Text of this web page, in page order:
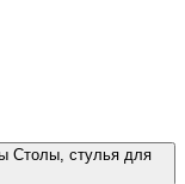
Столы, стулья для